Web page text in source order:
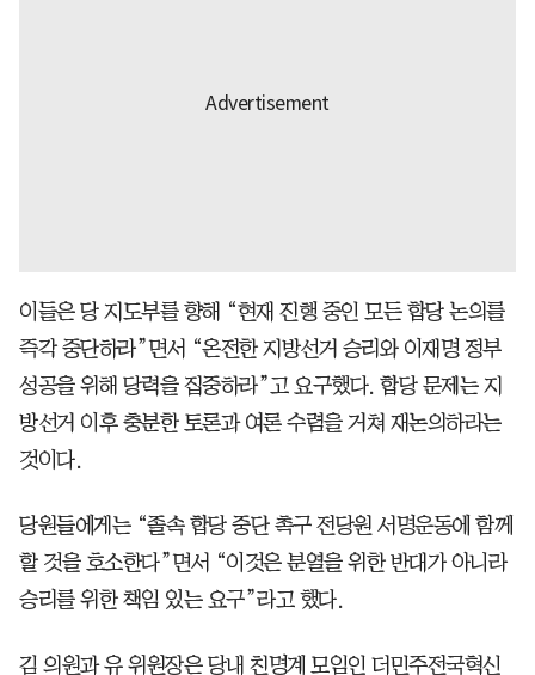
이들은 당 지도부를 향해 “현재 진행 중인 모든 합당 논의를
즉각 중단하라”면서 “온전한 지방선거 승리와 이재명 정부
성공을 위해 당력을 집중하라”고 요구했다. 합당 문제는 지
방선거 이후 충분한 토론과 여론 수렴을 거쳐 재논의하라는
것이다.
당원들에게는 “졸속 합당 중단 촉구 전당원 서명운동에 함께
할 것을 호소한다”면서 “이것은 분열을 위한 반대가 아니라
승리를 위한 책임 있는 요구”라고 했다.
김 의원과 유 위원장은 당내 친명계 모임인 더민주전국혁신